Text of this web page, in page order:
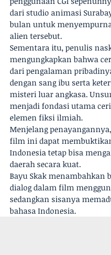
dari studio animasi
bulan untuk
alien tersebut.
Sementara itu, penulis
mengungkapkan bahwa
dari pengalaman
dengan sang ibu serta
misteri luar angkasa.
menjadi fondasi utama
elemen fiksi ilmiah.
Menjelang
film ini dapat
Indonesia tetap bisa
daerah secara kuat.
Bayu Skak menambahkan
dialog dalam film
sedangkan sisanya
bahasa Indonesia.